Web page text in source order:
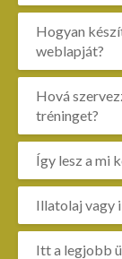
Hogyan
weblapját?
Hová
tréninget?
Így lesz a mi
Illatolaj vagy
Itt a legjobb